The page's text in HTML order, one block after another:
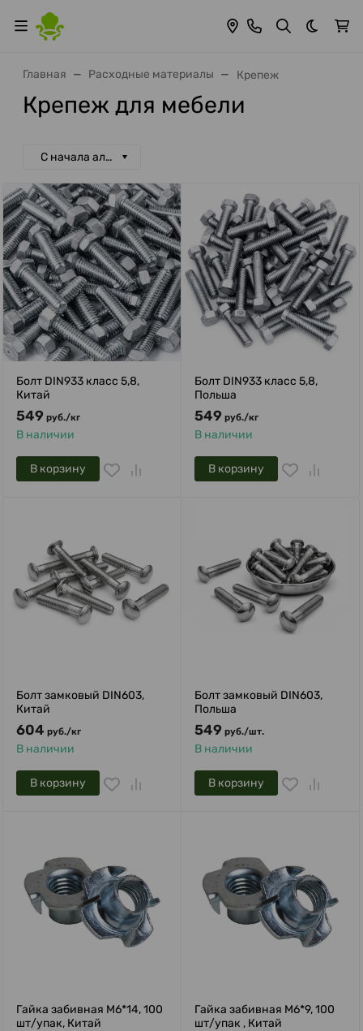
Темная
Главная Расходные материалы Крепеж
Крепеж для мебели
С начала алфавита
Болт DIN933 класс 5,8,
Китай
549 руб./кг
В наличии
В корзину
Болт DIN933 класс 5,8,
Польша
549 руб./кг
В наличии
В корзину
Болт замковый DIN603,
Китай
604 руб./кг
В наличии
В корзину
Болт замковый DIN603,
Польша
549 руб./шт.
В наличии
В корзину
Гайка забивная М6*14, 100
шт/упак, Китай
Гайка забивная М6*9, 100
шт/упак , Китай